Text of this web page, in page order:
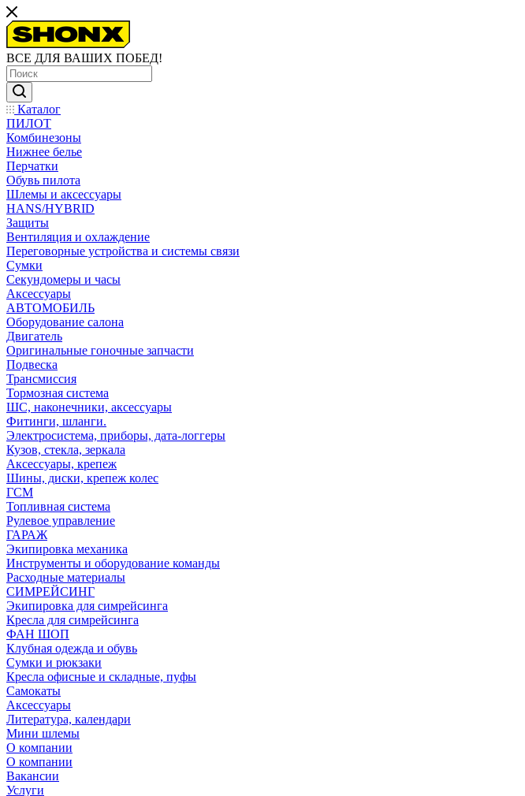
ВСЕ ДЛЯ ВАШИХ ПОБЕД!
Каталог
ПИЛОТ
Комбинезоны
Нижнее белье
Перчатки
Обувь пилота
Шлемы и аксессуары
HANS/HYBRID
Защиты
Вентиляция и охлаждение
Переговорные устройства и системы связи
Сумки
Секундомеры и часы
Аксессуары
АВТОМОБИЛЬ
Оборудование салона
Двигатель
Оригинальные гоночные запчасти
Подвеска
Трансмиссия
Тормозная система
ШС, наконечники, аксессуары
Фитинги, шланги.
Электросистема, приборы, дата-логгеры
Кузов, стекла, зеркала
Аксессуары, крепеж
Шины, диски, крепеж колес
ГСМ
Топливная система
Рулевое управление
ГАРАЖ
Экипировка механика
Инструменты и оборудование команды
Расходные материалы
СИМРЕЙСИНГ
Экипировка для симрейсинга
Кресла для симрейсинга
ФАН ШОП
Клубная одежда и обувь
Сумки и рюкзаки
Кресла офисные и складные, пуфы
Самокаты
Аксессуары
Литература, календари
Мини шлемы
О компании
О компании
Вакансии
Услуги